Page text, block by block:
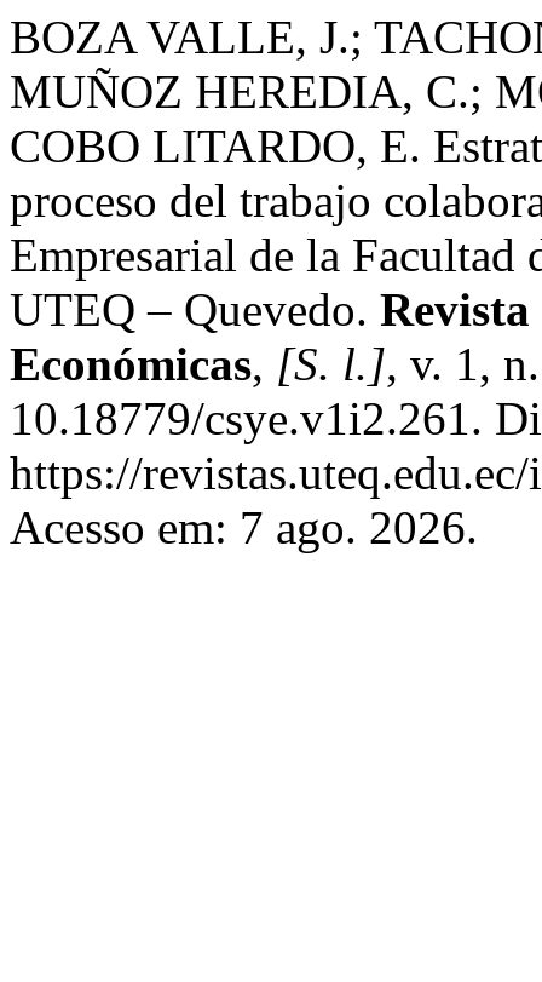
BOZA VALLE, J.;
MUÑOZ HEREDIA, C.;
COBO LITARDO, E.
proceso del trabajo
Empresarial de la Facultad
UTEQ – Quevedo. Revista
Económicas, [S. l.], v. 1,
10.18779/csye.v1i2.261.
https://
Acesso em: 7 ago. 2026.